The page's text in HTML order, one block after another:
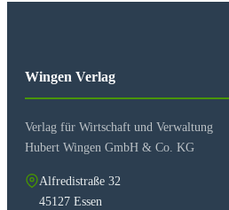
Wingen Verlag
Verlag für Wirtschaft und Verwaltung
Hubert Wingen GmbH & Co. KG
Alfredistraße 32
45127 Essen